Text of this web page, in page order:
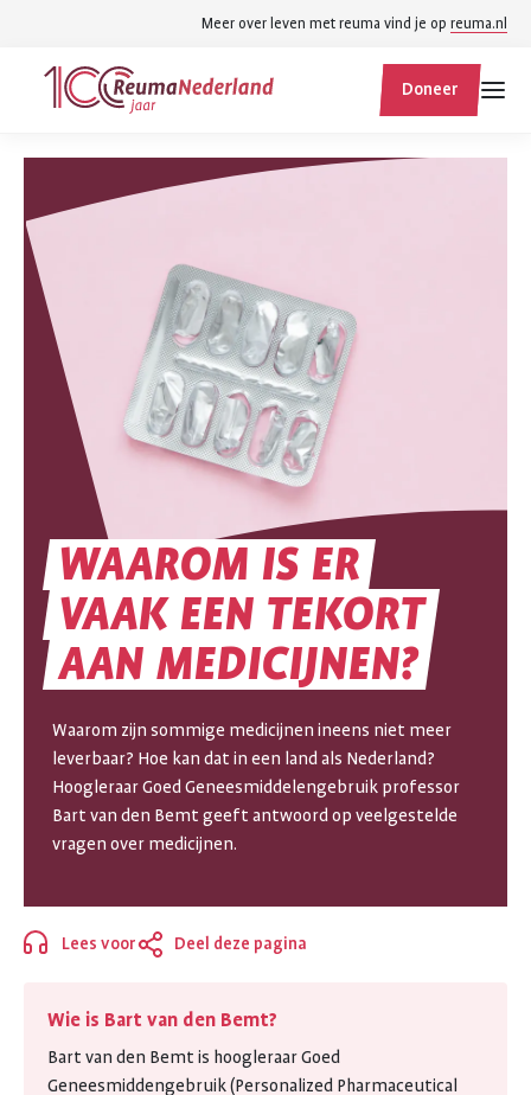
hoofdinhoud
footer
navigatie
Meer over leven met reuma vind je op reuma.nl
ReumaNederland
homepage
Doneer
binnen
reumanederland.nl
WAAROM
IS
ER
VAAK
EEN
TEKORT
AAN
WAAROM IS ER
VAAK EEN TEKORT
AAN MEDICIJNEN?
Waarom zijn sommige medicijnen ineens niet meer
leverbaar? Hoe kan dat in een land als Nederland?
Hoogleraar Goed Geneesmiddelengebruik professor
Bart van den Bemt geeft antwoord op veelgestelde
vragen over medicijnen.
Lees voor Deel deze pagina
Sluiten
Wie is Bart van den Bemt?
Bart van den Bemt is hoogleraar Goed
Geneesmiddengebruik (Personalized Pharmaceutical